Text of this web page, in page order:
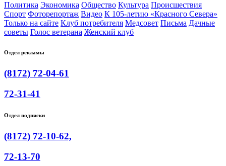
Политика Экономика Общество Культура Происшествия
Спорт Фоторепортаж Видео К 105-летию «Красного Севера»
Только на сайте Клуб потребителя Медсовет Письма Дачные
советы Голос ветерана Женский клуб
Отдел рекламы
(8172) 72-04-61
72-31-41
Отдел подписки
(8172) 72-10-62,
72-13-70